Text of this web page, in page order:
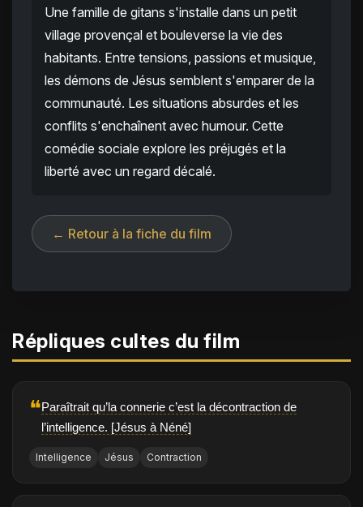
Une famille de gitans s'installe dans un petit
village provençal et bouleverse la vie des
habitants. Entre tensions, passions et musique,
les démons de Jésus semblent s'emparer de la
communauté. Les situations absurdes et les
conflits s'enchaînent avec humour. Cette
comédie sociale explore les préjugés et la
liberté avec un regard décalé.
← Retour à la fiche du film
Répliques cultes du film
❝Paraîtrait qu’la connerie c’est la décontraction de
l’intelligence. [Jésus à Néné]
Intelligence Jésus Contraction